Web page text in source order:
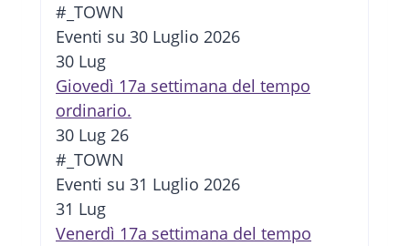
#_TOWN
Eventi su 30 Luglio 2026
30 Lug
Giovedì 17a settimana del tempo
ordinario.
30 Lug 26
#_TOWN
Eventi su 31 Luglio 2026
31 Lug
Venerdì 17a settimana del tempo